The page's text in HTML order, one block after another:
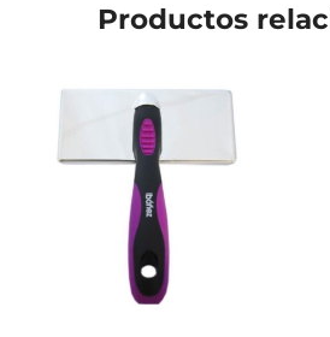
Productos